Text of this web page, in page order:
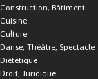
Construction, Bâtiment
Cuisine
Culture
Danse, Théâtre, Spectacle
Diététique
Droit, Juridique